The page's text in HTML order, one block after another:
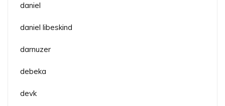
daniel
daniel libeskind
darnuzer
debeka
devk